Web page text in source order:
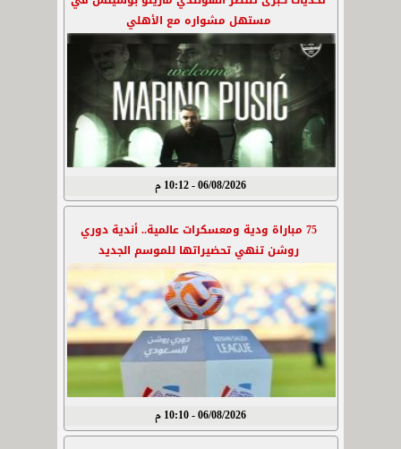
مستهل مشواره مع الأهلي
06/08/2026 - 10:12 م
75 مباراة ودية ومعسكرات عالمية.. أندية دوري
روشن تنهي تحضيراتها للموسم الجديد
06/08/2026 - 10:10 م